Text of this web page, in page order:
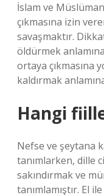
İslam ve
çıkmasına izin
savaşmaktır.
öldürmek
ortaya çıkmasına
kaldırmak
Hangi
Nefse ve şeytana
tanımlarken, dille
sakındırmak ve
tanımlamıştır. El